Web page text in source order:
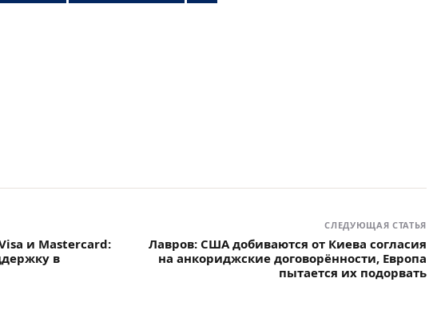
и Mastercard:
в
СЛЕДУЮЩАЯ СТАТЬЯ
Лавров: США добиваются от Киева согласия
на анкориджские договорённости, Европа
пытается их подорвать